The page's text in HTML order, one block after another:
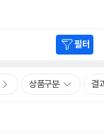
필터
상품구분 결